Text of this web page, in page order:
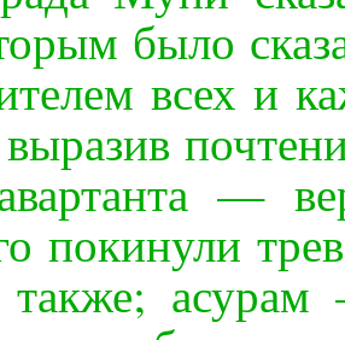
было
всех и
—
покинули
асурам